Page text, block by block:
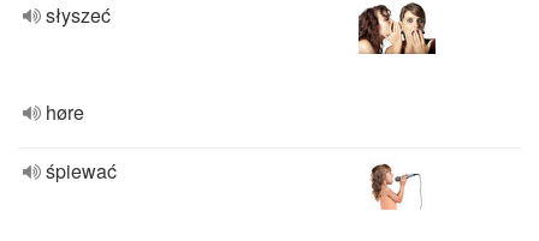
słyszeć
høre
śpiewać